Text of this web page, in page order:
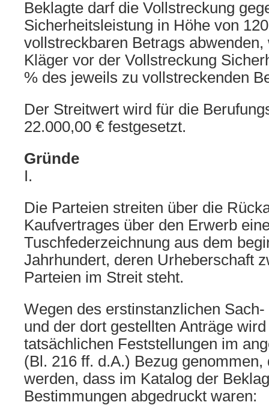
Beklagte darf die Vollstreckung
Sicherheitsleistung in Höhe von
vollstreckbaren Betrags abwenden,
Kläger vor der Vollstreckung
% des jeweils zu vollstreckenden
Der Streitwert wird für die
22.000,00 € festgesetzt.
Gründe
I.
Die Parteien streiten über die
Kaufvertrages über den Erwerb
Tuschfederzeichnung aus dem
Jahrhundert, deren Urheberschaft
Parteien im Streit steht.
Wegen des erstinstanzlichen
und der dort gestellten Anträge
tatsächlichen Feststellungen im
(Bl. 216 ff. d.A.) Bezug genommen,
werden, dass im Katalog der
Bestimmungen abgedruckt waren: